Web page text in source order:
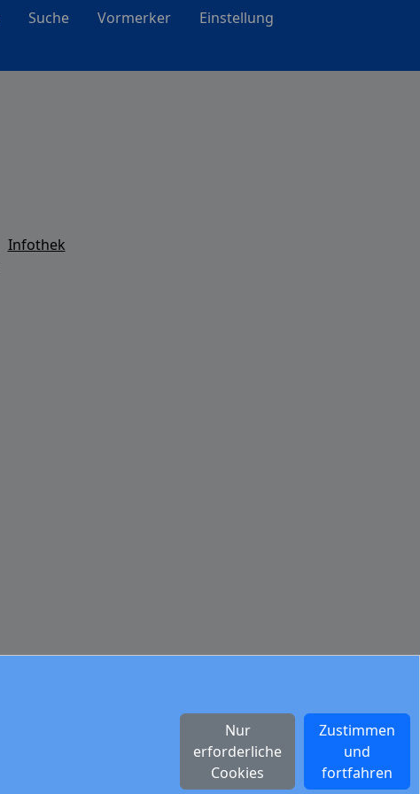
Suche Vormerker
Einstellung
Zustimmen
und
fortfahren
Nur
erforderliche
Cookies
Infothek